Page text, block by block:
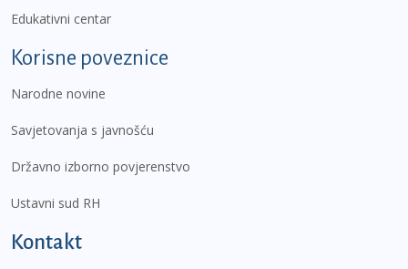
Edukativni centar
Korisne poveznice
Narodne novine
Savjetovanja s javnošću
Državno izborno povjerenstvo
Ustavni sud RH
Kontakt